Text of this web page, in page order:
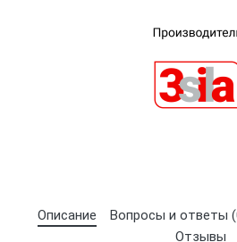
Описание Вопросы и ответы
Отзывы